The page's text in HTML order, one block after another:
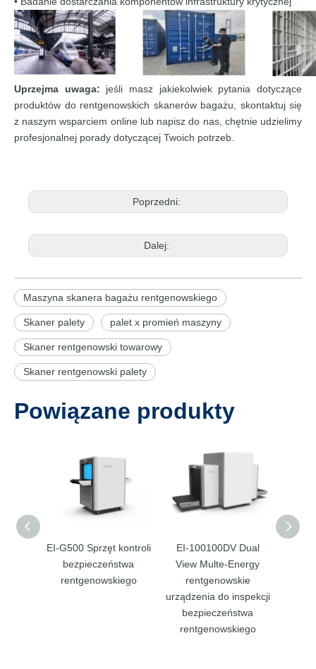
Uprzejma uwaga: jeśli masz jakiekolwiek pytania dotyczące
produktów do rentgenowskich skanerów bagażu, skontaktuj się
z naszym wsparciem online lub napisz do nas, chętnie udzielimy
profesjonalnej porady dotyczącej Twoich potrzeb.
Poprzedni:
Dalej:
Maszyna skanera bagażu rentgenowskiego
Skaner palety palet x promień maszyny
Skaner rentgenowski towarowy
Skaner rentgenowski palety
Powiązane produkty
EI-G500 Sprzęt kontroli
bezpieczeństwa
rentgenowskiego
EI-100100DV Dual
View Multe-Energy
rentgenowskie
urządzenia do inspekcji
bezpieczeństwa
rentgenowskiego